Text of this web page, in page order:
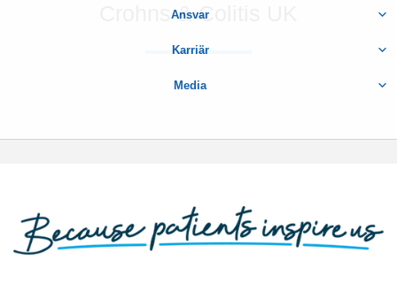
Ansvar
Karriär
Media
Crohns & Colitis UK